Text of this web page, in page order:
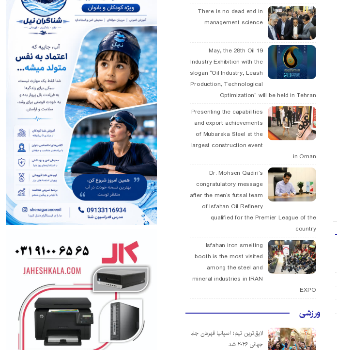
There is no dead end in
management science
19 May, the 28th Oil
Industry Exhibition with the
slogan “Oil Industry, Leash
Production, Technological
Optimization” will be held in Tehran
Presenting the capabilities
and export achievements
of Mubaraka Steel at the
largest construction event
in Oman
Dr. Mohsen Qadiri’s
congratulatory message
after the men’s futsal team
of Isfahan Oil Refinery
qualified for the Premier League of the
country
Isfahan iron smelting
booth is the most visited
among the steel and
mineral industries in IRAN
EXPO
ورزشی
لایق‌ترین تیم؛ اسپانیا قهرمان جام
جهانی ۲۰۲۶ شد